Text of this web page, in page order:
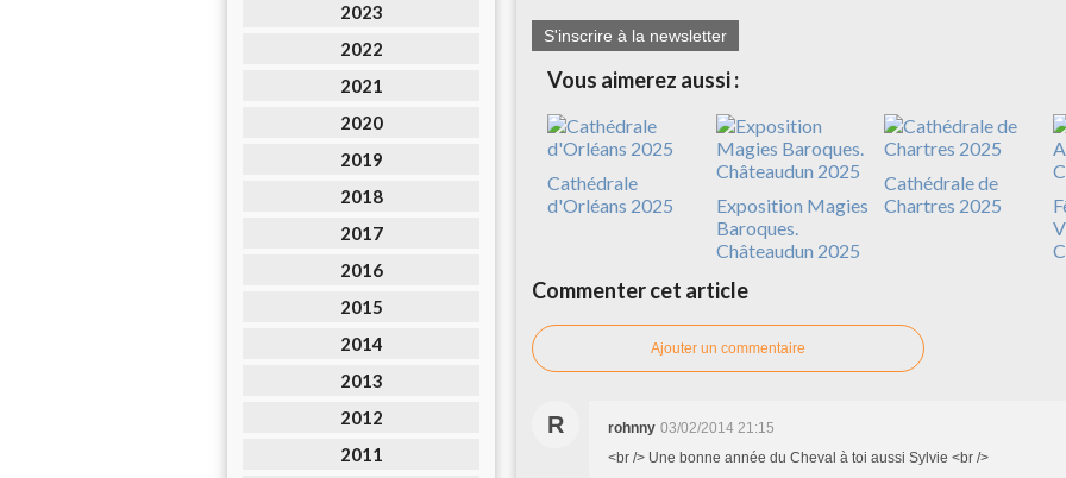
2023
2022
2021
2020
2019
2018
2017
2016
2015
2014
2013
2012
2011
S'inscrire à la newsletter
Vous aimerez aussi :
Cathédrale
d'Orléans 2025
Exposition Magies
Baroques.
Châteaudun 2025
Cathédrale de
Chartres 2025
Commenter cet article
Ajouter un commentaire
R rohnny 03/02/2014 21:15
<br /> Une bonne année du Cheval à toi aussi Sylvie <br />